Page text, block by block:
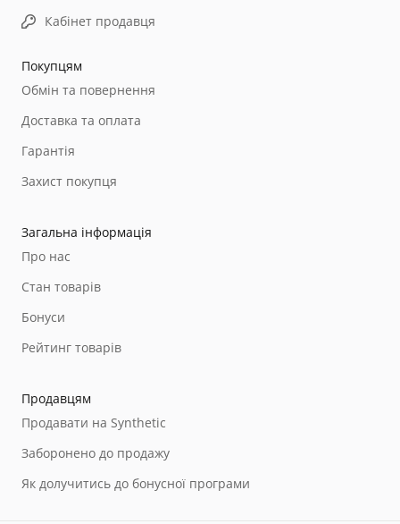
Покупцям
Обмін та повернення
Доставка та оплата
Гарантія
Захист покупця
Загальна інформація
Про нас
Стан товарів
Бонуси
Рейтинг товарів
Продавцям
Продавати на Synthetic
Заборонено до продажу
Як долучитись до бонусної програми
Кабінет продавця